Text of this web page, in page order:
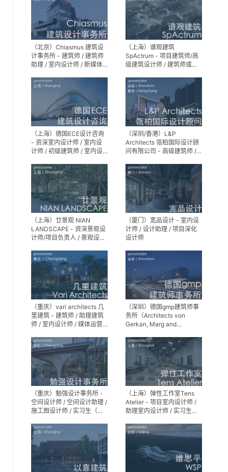
（北京）Chiasmus 建筑设
计事务所 - 建筑师 / 建筑师
助理 / 室内设计师 / 新媒体
（上海）谱观建筑
SpActrum - 项目建筑师/高
级建筑设计师 / 建筑师或助
媒体助理 / 实习生（建筑设
计/媒体，长期有效）
（上海）德国ECE设计咨询
- 资深室内设计师 / 室内设
计师 / 初级建筑师 / 室内设
习生
（深圳/香港）L&P
Architects 瓴柏国际设计顾
问有限公司 - 高级建筑师 /
精装设计师
（上海）廿景观 NIAN
LANDSCAPE - 资深景观设
计师/项目负责人 / 景观设计
（厦门）宽品设计 - 室内设
计师 / 设计助理 / 项目深化
设计师
（重庆）vari architects 几
里建筑 - 建筑师 / 助理建筑
师 / 室内设计师 / 媒体运营
（深圳）德国gmp建筑师事
务所（Architects von
Gerkan, Marg and
（重庆）勉强设计事务所 -
空间设计师 / 空间设计助理 /
施工图设计师 / 实习生（长
（上海）弹性工作室Tens
Atelier - 项目室内设计师 /
助理室内设计师 / 实习生